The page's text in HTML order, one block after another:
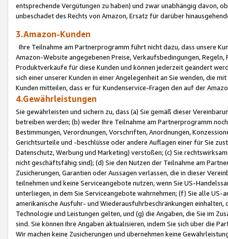
entsprechende Vergütungen zu haben) und zwar unabhängig davon,
unbeschadet des Rechts von Amazon, Ersatz für darüber
3.Amazon-Kunden
Ihre Teilnahme am Partnerprogramm führt nicht dazu, dass unsere
Amazon-Website angegebenen Preise, Verkaufsbedingungen,
Produktverkäufe für diese Kunden und können jederzeit geändert
sich einer unserer Kunden in einer Angelegenheit an Sie wenden, die
Kunden mitteilen, dass er für Kundenservice-Fragen den auf der
4.Gewährleistungen
Sie gewährleisten und sichern zu, dass (a) Sie gemäß dieser
betreiben werden; (b) weder Ihre Teilnahme am Partnerprogramm
Bestimmungen, Verordnungen, Vorschriften, Anordnungen,
Gerichtsurteile und -beschlüsse oder andere Auflagen einer für Sie
Datenschutz, Werbung und Marketing) verstoßen; (c) Sie
nicht geschäftsfähig sind); (d) Sie den Nutzen der Teilnahme am
Zusicherungen, Garantien oder Aussagen verlassen, die in dieser
teilnehmen und keine Serviceangebote nutzen, wenn Sie US-
unterliegen, in dem Sie Serviceangebote wahrnehmen; (f) Sie alle
amerikanische Ausfuhr- und Wiederausfuhrbeschränkungen
Technologie und Leistungen gelten, und (g) die Angaben, die Sie im
sind. Sie können Ihre Angaben aktualisieren, indem Sie sich über die
Wir machen keine Zusicherungen und übernehmen keine